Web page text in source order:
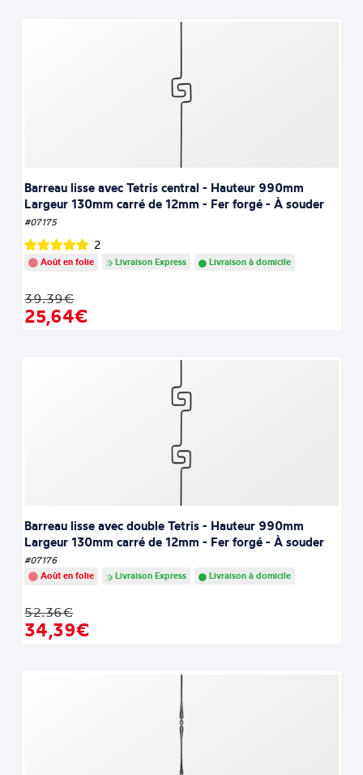
Barreau lisse avec Tetris central - Hauteur 990mm
Largeur 130mm carré de 12mm - Fer forgé - À souder
#07175
2
Août en folie Livraison Express Livraison à domicile
39.39€
25,64€
Barreau lisse avec double Tetris - Hauteur 990mm
Largeur 130mm carré de 12mm - Fer forgé - À souder
#07176
Août en folie
Livraison Express Livraison à domicile
52.36€
34,39€